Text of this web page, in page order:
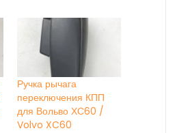
Ручка рычага
переключения КПП
для Вольво ХС60 /
Volvo XC60